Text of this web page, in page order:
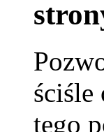
ściśle
tego